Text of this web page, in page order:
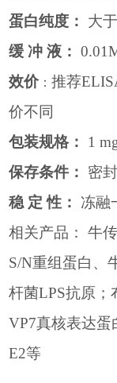
蛋白纯度：
大
缓 冲 液：
效价：推荐
价不同
包装规格：
1
保存条件：
密
稳 定 性：
冻融
相关产品：
牛
S/N重组蛋白、
杆菌LPS抗原；
VP7真核表达蛋
E2等